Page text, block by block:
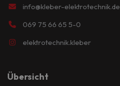
info@kleber-elektrotechnik.de
069 75 66 65 5-0
elektrotechnik.kleber
Übersicht